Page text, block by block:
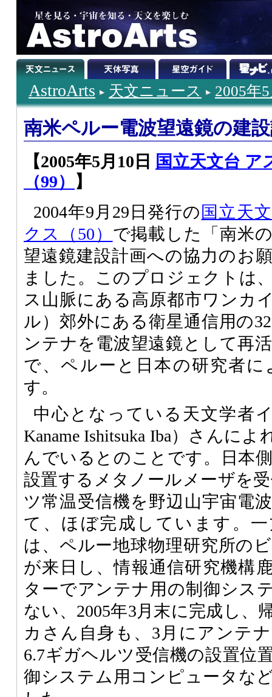
AstroArts 天文ニュース 2005年
南米ペルー電波望遠鏡の建
【2005年5月10日
国立天文台 ア
（99）
】
2004年9月29日発行の 国立天
クス（50） で掲載した「南米
望遠鏡建設計画への協力のお
ました。このプロジェクトは
ス山脈にある高原都市ワンカ
ル）郊外にある衛星通信用の
ンテナを電波望遠鏡として再
で、ペルーと日本の研究者
す。
中心となっている天文学者
Kaname Ishitsuka Iba）さんに
んでいるとのことです。日本
設置するメタノールメーザを
ツ常温受信機を野辺山宇宙電
て、ほぼ完成しています。一
は、ペルー地球物理研究所の
が来日し、情報通信研究機構
ターでアンテナ用の制御シス
ない、2005年3月末に完成し、
カさん自身も、3月にアンテ
6.7ギガヘルツ受信機の設置位
御システム用コンピュータな